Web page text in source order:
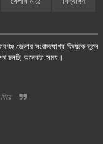
জেলার সংবাদযোগ্য বিষয়কে তুলে
চলছি অনেকটা সময়।